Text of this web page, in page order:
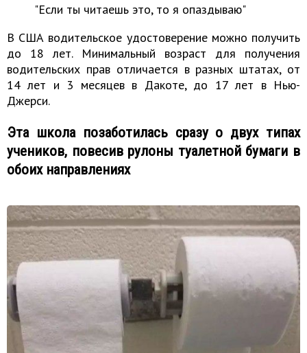
"Если ты читаешь это, то я опаздываю"
В США водительское удостоверение можно получить
до 18 лет. Минимальный возраст для получения
водительских прав отличается в разных штатах, от
14 лет и 3 месяцев в Дакоте, до 17 лет в Нью-
Джерси.
Эта школа позаботилась сразу о двух типах
учеников, повесив рулоны туалетной бумаги в
обоих направлениях